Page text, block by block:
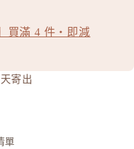
C
買滿 4 件・即減
寄出
單